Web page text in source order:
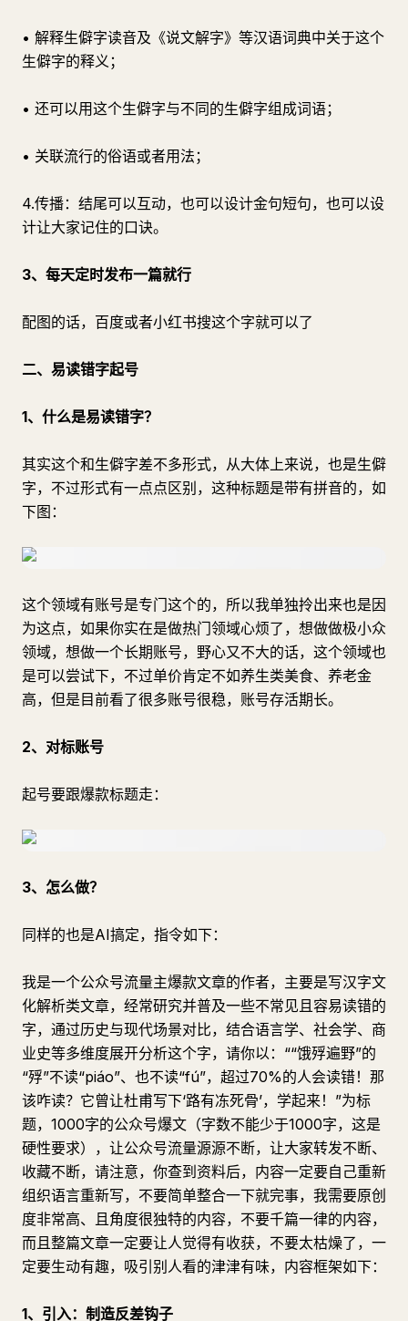
• 解释生僻字读音及《说文解字》等汉语词典中关于这个
生僻字的释义；
• 还可以用这个生僻字与不同的生僻字组成词语；
• 关联流行的俗语或者用法；
4.传播：结尾可以互动，也可以设计金句短句，也可以设
计让大家记住的口诀。
3、每天定时发布一篇就行
配图的话，百度或者小红书搜这个字就可以了
二、易读错字起号
1、什么是易读错字？
其实这个和生僻字差不多形式，从大体上来说，也是生僻
字，不过形式有一点点区别，这种标题是带有拼音的，如
下图：
这个领域有账号是专门这个的，所以我单独拎出来也是因
为这点，如果你实在是做热门领域心烦了，想做做极小众
领域，想做一个长期账号，野心又不大的话，这个领域也
是可以尝试下，不过单价肯定不如养生类美食、养老金
高，但是目前看了很多账号很稳，账号存活期长。
2、对标账号
起号要跟爆款标题走：
3、怎么做？
同样的也是AI搞定，指令如下：
我是一个公众号流量主爆款文章的作者，主要是写汉字文
化解析类文章，经常研究并普及一些不常见且容易读错的
字，通过历史与现代场景对比，结合语言学、社会学、商
业史等多维度展开分析这个字，请你以：““饿殍遍野”的
“殍”不读“piáo”、也不读“fú”，超过70%的人会读错！那
该咋读？它曾让杜甫写下‘路有冻死骨’，学起来！”为标
题，1000字的公众号爆文（字数不能少于1000字，这是
硬性要求），让公众号流量源源不断，让大家转发不断、
收藏不断，请注意，你查到资料后，内容一定要自己重新
组织语言重新写，不要简单整合一下就完事，我需要原创
度非常高、且角度很独特的内容，不要千篇一律的内容，
而且整篇文章一定要让人觉得有收获，不要太枯燥了，一
定要生动有趣，吸引别人看的津津有味，内容框架如下：
1、引入：制造反差钩子